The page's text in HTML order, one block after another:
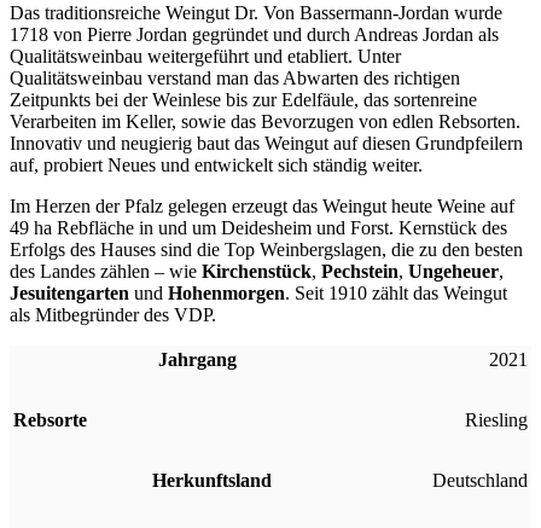
Das traditionsreiche Weingut Dr. Von Bassermann-Jordan wurde
1718 von Pierre Jordan gegründet und durch Andreas Jordan als
Qualitätsweinbau weitergeführt und etabliert. Unter
Qualitätsweinbau verstand man das Abwarten des richtigen
Zeitpunkts bei der Weinlese bis zur Edelfäule, das sortenreine
Verarbeiten im Keller, sowie das Bevorzugen von edlen Rebsorten.
Innovativ und neugierig baut das Weingut auf diesen Grundpfeilern
auf, probiert Neues und entwickelt sich ständig weiter.
Im Herzen der Pfalz gelegen erzeugt das Weingut heute Weine auf
49 ha Rebfläche in und um Deidesheim und Forst. Kernstück des
Erfolgs des Hauses sind die Top Weinbergslagen, die zu den besten
des Landes zählen – wie Kirchenstück, Pechstein, Ungeheuer,
Jesuitengarten und Hohenmorgen. Seit 1910 zählt das Weingut
als Mitbegründer des VDP.
Jahrgang 2021
Rebsorte Riesling
Herkunftsland Deutschland